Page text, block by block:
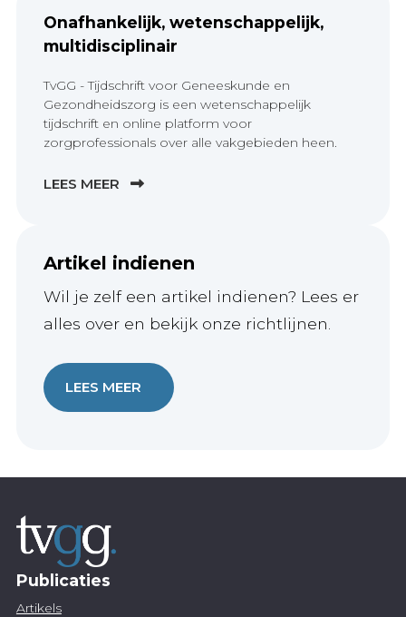
Onafhankelijk, wetenschappelijk,
multidisciplinair
TvGG - Tijdschrift voor Geneeskunde en
Gezondheidszorg is een wetenschappelijk
tijdschrift en online platform voor
zorgprofessionals over alle vakgebieden heen.
LEES MEER
Artikel indienen
Wil je zelf een artikel indienen? Lees er
alles over en bekijk onze richtlijnen.
LEES MEER
Publicaties
Artikels